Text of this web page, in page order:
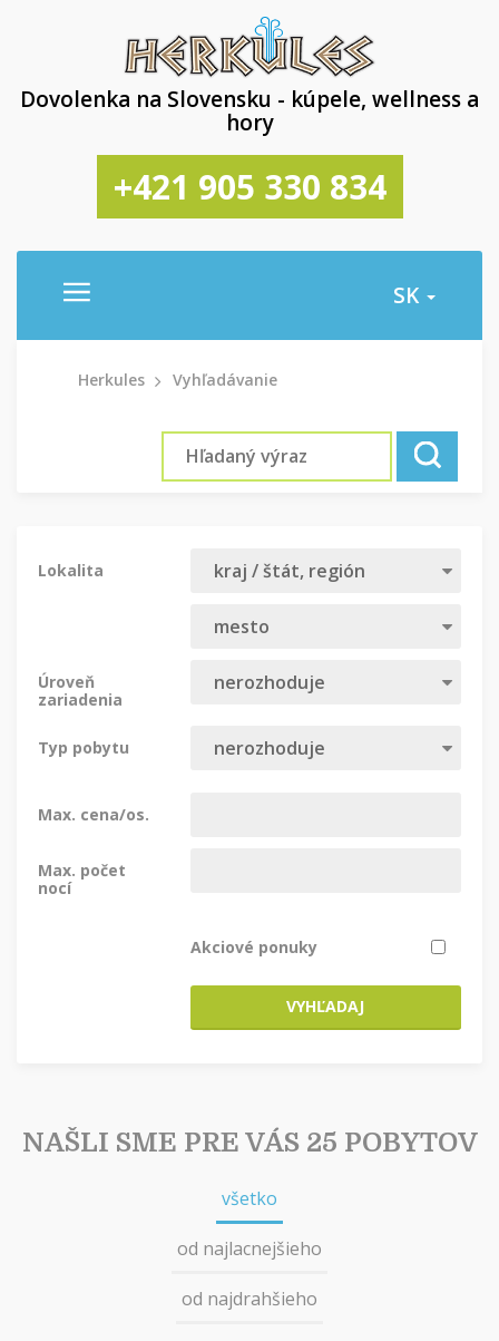
Dovolenka na Slovensku - kúpele, wellness a
hory
+421 905 330 834
SK
Herkules Vyhľadávanie
Lokalita
Úroveň
zariadenia
Typ pobytu
Max. cena/os.
Max. počet
nocí
Akciové ponuky
VYHĽADAJ
NAŠLI SME PRE VÁS 25 POBYTOV
všetko
od najlacnejšieho
od najdrahšieho